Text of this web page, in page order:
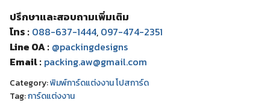
ปรึกษาและสอบถามเพิ่มเติม
โทร : 088-637-1444, 097-474-2351
Line OA : @packingdesigns
Email : packing.aw@gmail.com
Category:พิมพ์การ์ดแต่งงาน โปสการ์ด
Tag:การ์ดแต่งงาน